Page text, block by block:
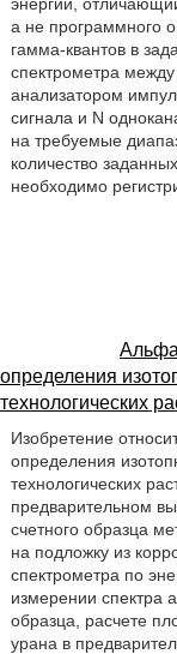
а не программного
гамма-квантов в
спектрометра
анализатором
сигнала и N
на требуемые
количество
необходимо
определения
технологических
Изобретение
определения
технологических
предварительном
счетного образца
на подложку из
спектрометра по
измерении спектра
образца, расчете
урана в